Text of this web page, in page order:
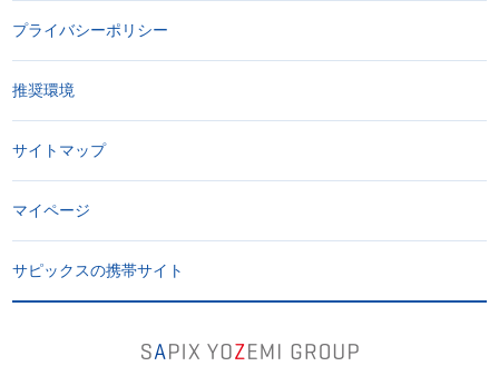
プライバシーポリシー
推奨環境
サイトマップ
マイページ
サピックスの携帯サイト